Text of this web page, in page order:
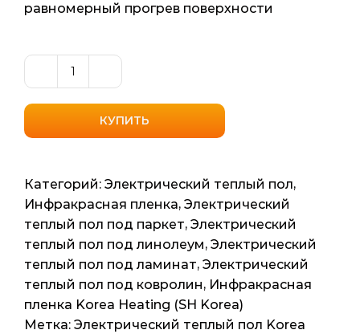
равномерный прогрев поверхности
Количество
товара
Нагревательная
пленка
Warm
PTC
305
сплошной
карбон
0.5м2
1мп
110ват
КУПИТЬ
Категорий: Электрический теплый пол,
Инфракрасная пленка, Электрический
теплый пол под паркет, Электрический
теплый пол под линолеум, Электрический
теплый пол под ламинат, Электрический
теплый пол под ковролин, Инфракрасная
пленка Korea Heating (SH Korea)
Метка: Электрический теплый пол Korea